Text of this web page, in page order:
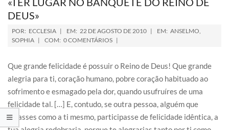
DEUS»
POR: ECCLESIA EM: 22 DE AGOSTO DE 2010 EM: ANSELMO,
SOPHIA
COM: 0 COMENTÁRIOS
Que grande felicidade é possuir o Reino de Deus! Que grande
alegria para ti, coração humano, pobre coração habituado ao
sofrimento e esmagado pela dor, quando usufruíres de uma
felicidade tal. […] E, contudo, se outra pessoa, alguém que
amasses como a ti mesmo, participasse de felicidade idêntica, a